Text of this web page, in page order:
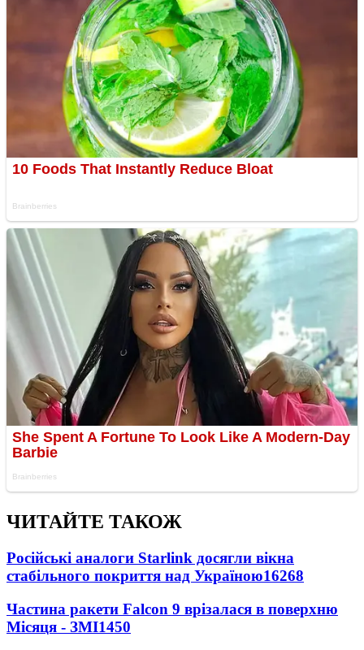
ЧИТАЙТЕ ТАКОЖ
Російські аналоги Starlink досягли вікна
стабільного покриття над Україною16268
Частина ракети Falcon 9 врізалася в поверхню
Місяця - ЗМІ1450